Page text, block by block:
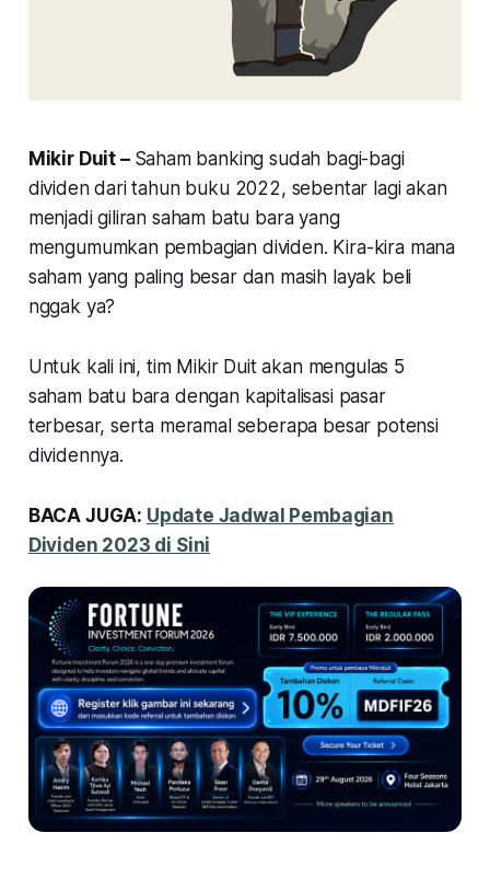
Mikir Duit – Saham banking sudah bagi-bagi
dividen dari tahun buku 2022, sebentar lagi akan
menjadi giliran saham batu bara yang
mengumumkan pembagian dividen. Kira-kira mana
saham yang paling besar dan masih layak beli
nggak ya?
Untuk kali ini, tim Mikir Duit akan mengulas 5
saham batu bara dengan kapitalisasi pasar
terbesar, serta meramal seberapa besar potensi
dividennya.
BACA JUGA: Update Jadwal Pembagian
Dividen 2023 di Sini